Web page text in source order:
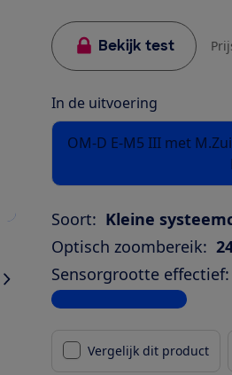
Bekijk test
In de uitvoering
OM-D E-M5 III met
Soort: Kleine
Optisch zoombereik:
Sensorgrootte effectief:
Bekijk alle specificaties
Vergelijk dit product